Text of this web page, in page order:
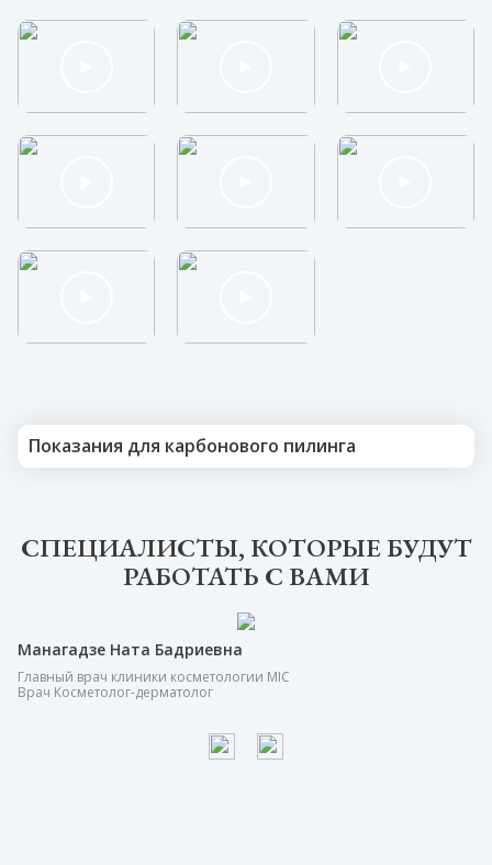
К карбоновому пилингу можно прибегнуть в случае, если
Убрать проблему можно за одну процедуру, о чем
свидетельствуют фото до и после сеанса.
Цены карбонового пилинга в Кирове приятно удивляют –
процедура стоит 2500-3500 рублей в зависимости от
сложности и объема работ.
Показания для карбонового пилинга
СПЕЦИАЛИСТЫ, КОТОРЫЕ БУДУТ
РАБОТАТЬ С ВАМИ
Манагадзе Ната Бадриевна
Главный врач клиники косметологии MIC
Врач Косметолог-дерматолог